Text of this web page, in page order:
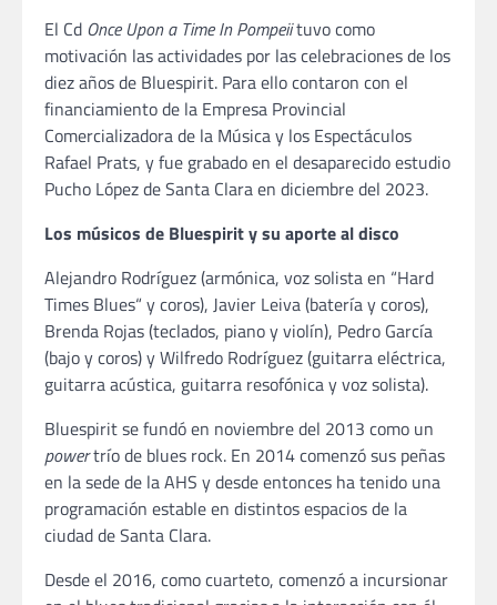
El Cd Once Upon a Time In Pompeiituvo como
motivación las actividades por las celebraciones de los
diez años de Bluespirit. Para ello contaron con el
financiamiento de la Empresa Provincial
Comercializadora de la Música y los Espectáculos
Rafael Prats, y fue grabado en el desaparecido estudio
Pucho López de Santa Clara en diciembre del 2023.
Los músicos de Bluespirit y su aporte al disco
Alejandro Rodríguez (armónica, voz solista en “Hard
Times Blues“ y coros), Javier Leiva (batería y coros),
Brenda Rojas (teclados, piano y violín), Pedro García
(bajo y coros) y Wilfredo Rodríguez (guitarra eléctrica,
guitarra acústica, guitarra resofónica y voz solista).
Bluespirit se fundó en noviembre del 2013 como un
powertrío de blues rock. En 2014 comenzó sus peñas
en la sede de la AHS y desde entonces ha tenido una
programación estable en distintos espacios de la
ciudad de Santa Clara.
Desde el 2016, como cuarteto, comenzó a incursionar